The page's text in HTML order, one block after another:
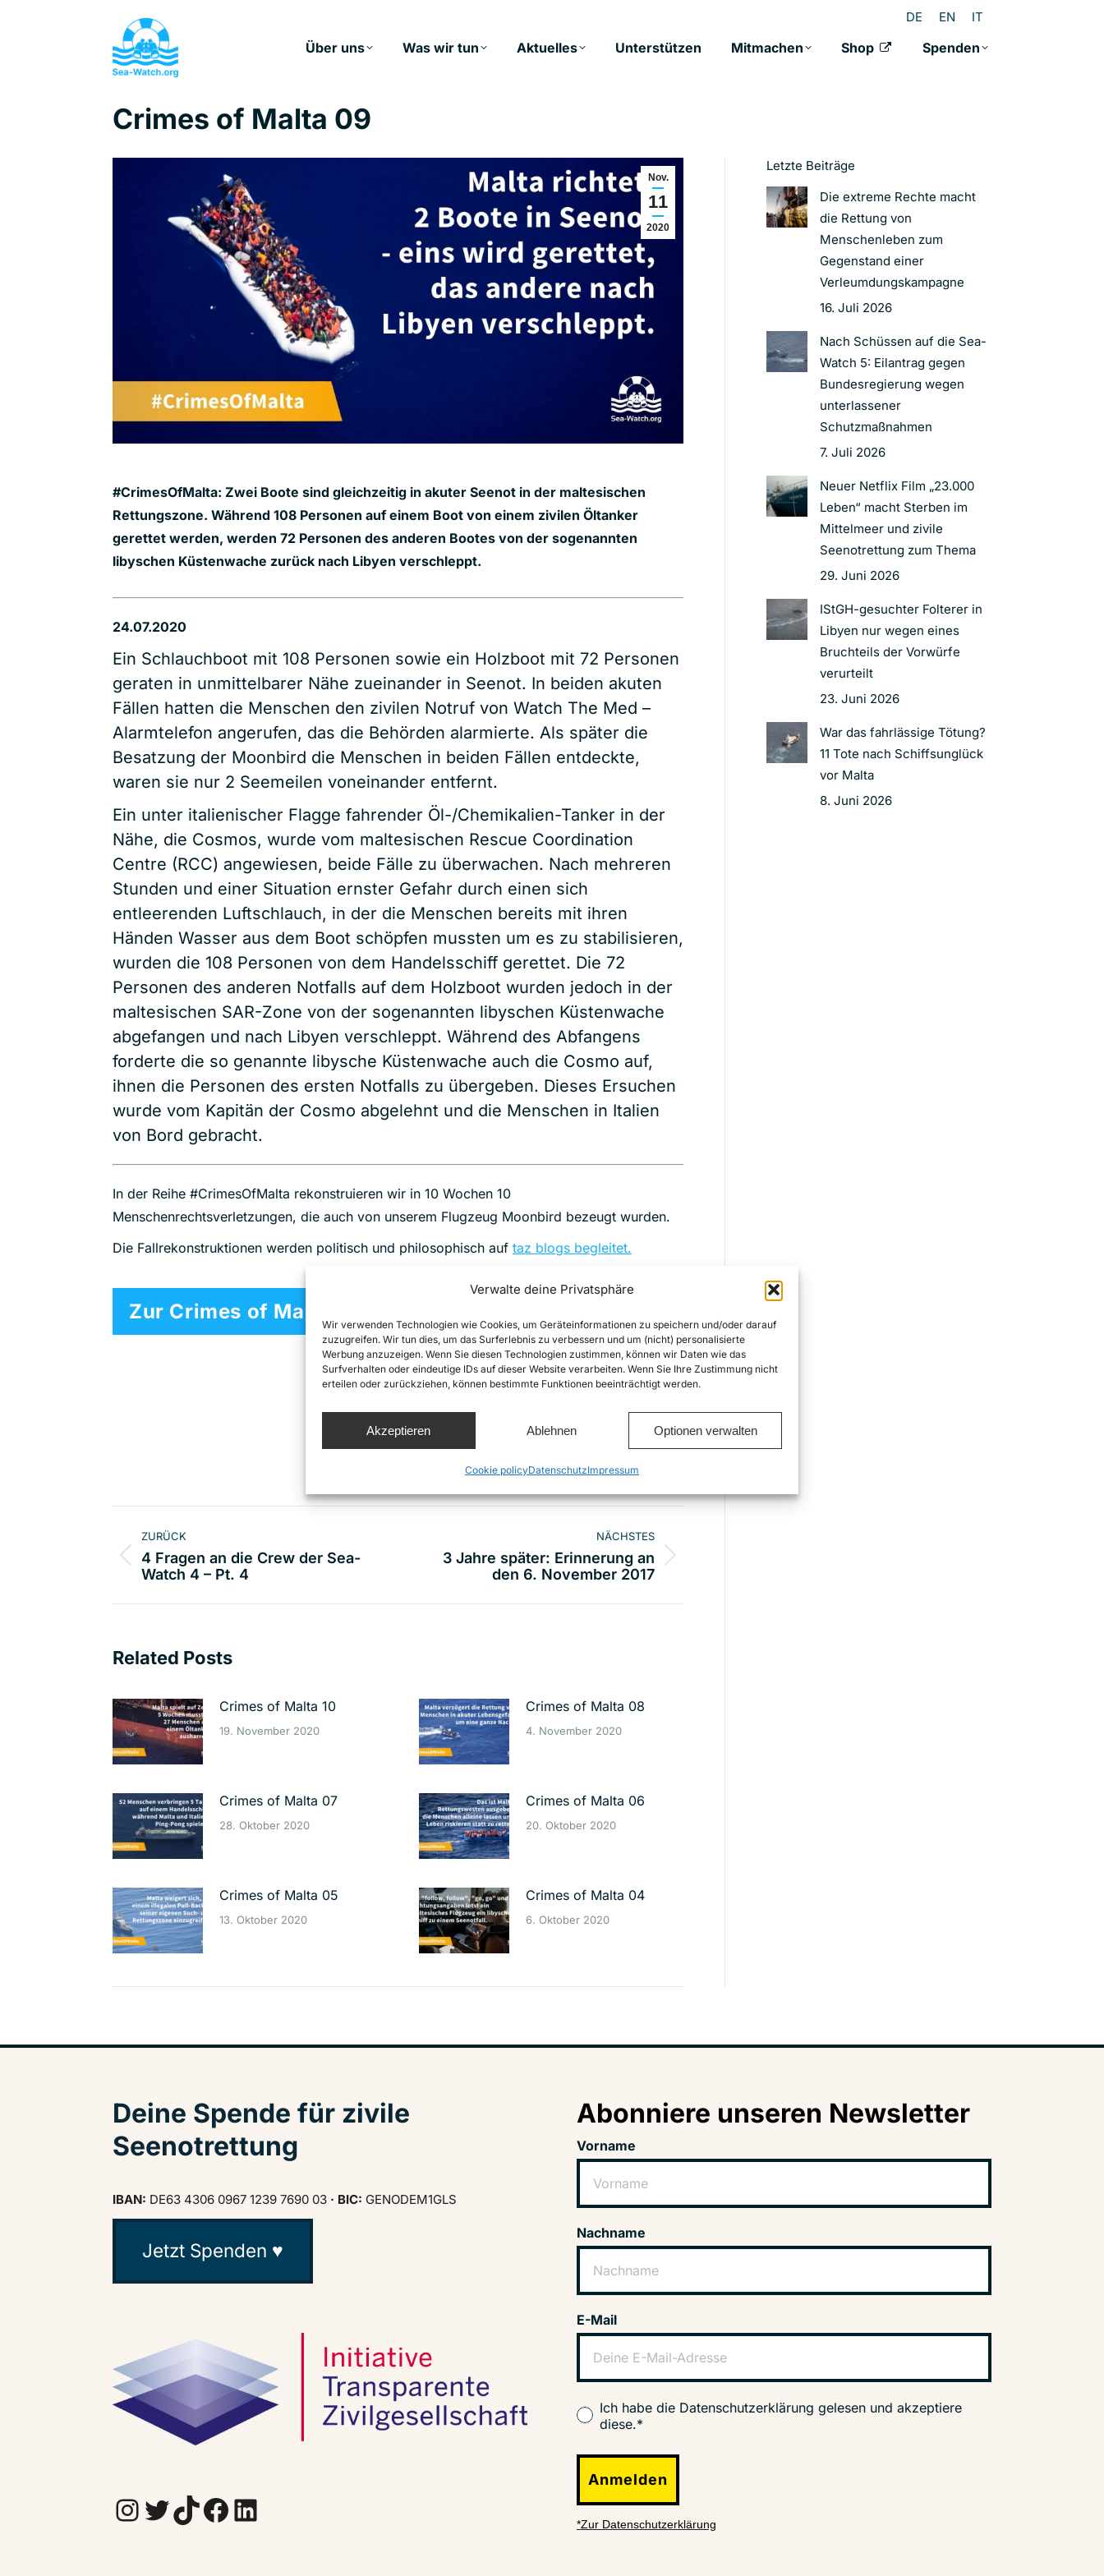
Verwalte deine Privatsphäre
Wir verwenden Technologien wie Cookies, um Geräteinformationen zu speichern und/oder darauf
zuzugreifen. Wir tun dies, um das Surferlebnis zu verbessern und um (nicht) personalisierte
Werbung anzuzeigen. Wenn Sie diesen Technologien zustimmen, können wir Daten wie das
Surfverhalten oder eindeutige IDs auf dieser Website verarbeiten. Wenn Sie Ihre Zustimmung nicht
erteilen oder zurückziehen, können bestimmte Funktionen beeinträchtigt werden.
Akzeptieren Ablehnen Optionen verwalten
Cookie policyDatenschutzImpressum
DE EN IT
Über uns Was wir tun Aktuelles Unterstützen Mitmachen Shop Spenden
Crimes of Malta 09
Nov.
11
2020
#CrimesOfMalta: Zwei Boote sind gleichzeitig in akuter Seenot in der maltesischen
Rettungszone. Während 108 Personen auf einem Boot von einem zivilen Öltanker
gerettet werden, werden 72 Personen des anderen Bootes von der sogenannten
libyschen Küstenwache zurück nach Libyen verschleppt.
24.07.2020
Ein Schlauchboot mit 108 Personen sowie ein Holzboot mit 72 Personen
geraten in unmittelbarer Nähe zueinander in Seenot. In beiden akuten
Fällen hatten die Menschen den zivilen Notruf von Watch The Med –
Alarmtelefon angerufen, das die Behörden alarmierte. Als später die
Besatzung der Moonbird die Menschen in beiden Fällen entdeckte,
waren sie nur 2 Seemeilen voneinander entfernt.
Ein unter italienischer Flagge fahrender Öl-/Chemikalien-Tanker in der
Nähe, die Cosmos, wurde vom maltesischen Rescue Coordination
Centre (RCC) angewiesen, beide Fälle zu überwachen. Nach mehreren
Stunden und einer Situation ernster Gefahr durch einen sich
entleerenden Luftschlauch, in der die Menschen bereits mit ihren
Händen Wasser aus dem Boot schöpfen mussten um es zu stabilisieren,
wurden die 108 Personen von dem Handelsschiff gerettet. Die 72
Personen des anderen Notfalls auf dem Holzboot wurden jedoch in der
maltesischen SAR-Zone von der sogenannten libyschen Küstenwache
abgefangen und nach Libyen verschleppt. Während des Abfangens
forderte die so genannte libysche Küstenwache auch die Cosmo auf,
ihnen die Personen des ersten Notfalls zu übergeben. Dieses Ersuchen
wurde vom Kapitän der Cosmo abgelehnt und die Menschen in Italien
von Bord gebracht.
In der Reihe #CrimesOfMalta rekonstruieren wir in 10 Wochen 10
Menschenrechtsverletzungen, die auch von unserem Flugzeug Moonbird bezeugt wurden.
Die Fallrekonstruktionen werden politisch und philosophisch auf taz blogs begleitet.
Zur Crimes of Malta Sonderseite
Share this
ZURÜCK
Vorheriger
4 Fragen an die Crew der Sea-
Watch 4 – Pt. 4
NÄCHSTES
Nächster
3 Jahre später: Erinnerung an
den 6. November 2017
Related Posts
Crimes of Malta 10
19. November 2020
Crimes of Malta 08
4. November 2020
Crimes of Malta 07
28. Oktober 2020
Crimes of Malta 06
20. Oktober 2020
Crimes of Malta 05
13. Oktober 2020
Crimes of Malta 04
6. Oktober 2020
Letzte Beiträge
Die extreme Rechte macht
die Rettung von
Menschenleben zum
Gegenstand einer
Verleumdungskampagne
16. Juli 2026
Nach Schüssen auf die Sea-
Watch 5: Eilantrag gegen
Bundesregierung wegen
unterlassener
Schutzmaßnahmen
7. Juli 2026
Neuer Netflix Film „23.000
Leben“ macht Sterben im
Mittelmeer und zivile
Seenotrettung zum Thema
29. Juni 2026
IStGH-gesuchter Folterer in
Libyen nur wegen eines
Bruchteils der Vorwürfe
verurteilt
23. Juni 2026
War das fahrlässige Tötung?
11 Tote nach Schiffsunglück
vor Malta
8. Juni 2026
Deine Spende für zivile
Seenotrettung
IBAN: DE63 4306 0967 1239 7690 03 · BIC: GENODEM1GLS
Jetzt Spenden ♥
InstagramTwitter TikTok Facebook LinkedIn
Abonniere unseren Newsletter
Vorname
Nachname
E-Mail
Ich habe die Datenschutzerklärung gelesen und akzeptiere
diese.*
Anmelden
*Zur Datenschutzerklärung